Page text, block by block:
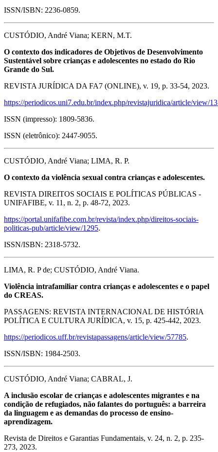
ISSN/ISBN: 2236-0859.
CUSTÓDIO, André Viana; KERN, M.T.
O contexto dos indicadores de Objetivos de Desenvolvimento
Sustentável sobre crianças e adolescentes no estado do Rio
Grande do Sul.
REVISTA JURÍDICA DA FA7 (ONLINE), v. 19, p. 33-54, 2023.
https://periodicos.uni7.edu.br/index.php/revistajuridica/article/view/
ISSN (impresso): 1809-5836.
ISSN (eletrônico): 2447-9055.
CUSTÓDIO, André Viana; LIMA, R. P.
O contexto da violência sexual contra crianças e adolescentes.
REVISTA DIREITOS SOCIAIS E POLÍTICAS PÚBLICAS -
UNIFAFIBE, v. 11, n. 2, p. 48-72, 2023.
https://portal.unifafibe.com.br/revista/index.php/direitos-sociais-
politicas-pub/article/view/1295.
ISSN/ISBN: 2318-5732.
LIMA, R. P de; CUSTÓDIO, André Viana.
Violência intrafamiliar contra crianças e adolescentes e o papel
do CREAS.
PASSAGENS: REVISTA INTERNACIONAL DE HISTÓRIA
POLÍTICA E CULTURA JURÍDICA, v. 15, p. 425-442, 2023.
https://periodicos.uff.br/revistapassagens/article/view/57785.
ISSN/ISBN: 1984-2503.
CUSTÓDIO, André Viana; CABRAL, J.
A inclusão escolar de crianças e adolescentes migrantes e na
condição de refugiados, não falantes do português: a barreira
da linguagem e as demandas do processo de ensino-
aprendizagem.
Revista de Direitos e Garantias Fundamentais, v. 24, n. 2, p. 235-
273, 2023.